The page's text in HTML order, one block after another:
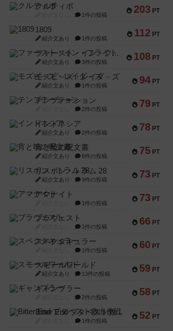
203 PT
クルティボ
1件の投稿
112 PT
1809
紹介文あり 1件の投稿
108 PT
ファースト・イン・フライト
紹介文あり 3件の投稿
94 PT
モズビ－ズ・レイダ－ズ
紹介文あり 1件の投稿
79 PT
テンプテーション
2件の投稿
78 PT
インドネシア
紹介文あり 2件の投稿
75 PT
宵と暁の呪文書
紹介文あり 8件の投稿
73 PT
リスボン・トラム 28
紹介文あり 9件の投稿
73 PT
アマナイト
1件の投稿
66 PT
ブラヴェスト
1件の投稿
60 PT
スペクタキュラー
1件の投稿
59 PT
スモールワールド
紹介文あり 13件の投稿
58 PT
ギャンブラー
2件の投稿
52 PT
Bitter End ブタペスト救出作戦
1件の投稿